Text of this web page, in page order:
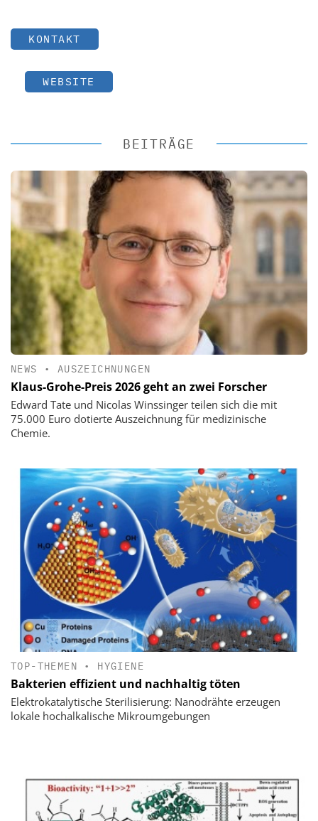
KONTAKT
WEBSITE
BEITRÄGE
NEWS • AUSZEICHNUNGEN
Klaus-Grohe-Preis 2026 geht an zwei Forscher
Edward Tate und Nicolas Winssinger teilen sich die mit
75.000 Euro dotierte Auszeichnung für medizinische
Chemie.
TOP-THEMEN • HYGIENE
Bakterien effizient und nachhaltig töten
Elektrokatalytische Sterilisierung: Nanodrähte erzeugen
lokale hochalkalische Mikroumgebungen